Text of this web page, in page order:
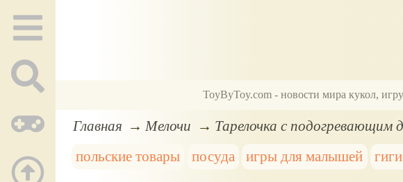
ToyByToy.com - новости мира кукол,
Главная Мелочи
Тарелочка с подогревающим
польские товары
посуда игры для малышей